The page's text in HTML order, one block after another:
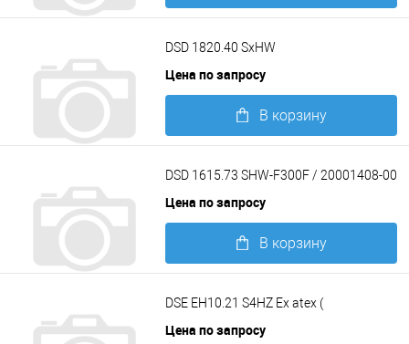
DSD 1820.40 SxHW
Цена по запросу
В корзину
DSD 1615.73 SHW-F300F / 20001408-00
Цена по запросу
В корзину
DSE EH10.21 S4HZ Ex atex (
Цена по запросу